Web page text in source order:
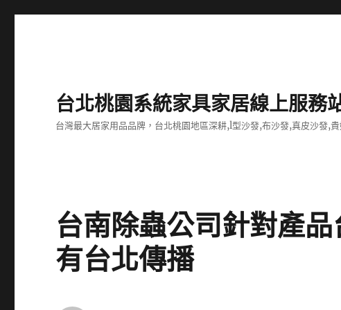
台北桃園系統家具家居線上服務
台灣最大居家用品品牌，台北桃園地區深耕,l型沙發,布沙發,真皮沙發,
台南除蟲公司針對產
有台北傳播